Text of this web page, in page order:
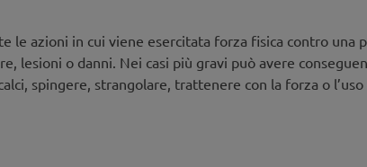
Violenza giovanile – Comprendere e agire
propensione alla violenza tra i giovani stia
negli spazi pubblici, nonché la violenza come strategia
le azioni in cui viene esercitata forza fisica contro una
lesioni o danni. Nei casi più gravi può avere
spingere, strangolare, trattenere con la forza o l’uso